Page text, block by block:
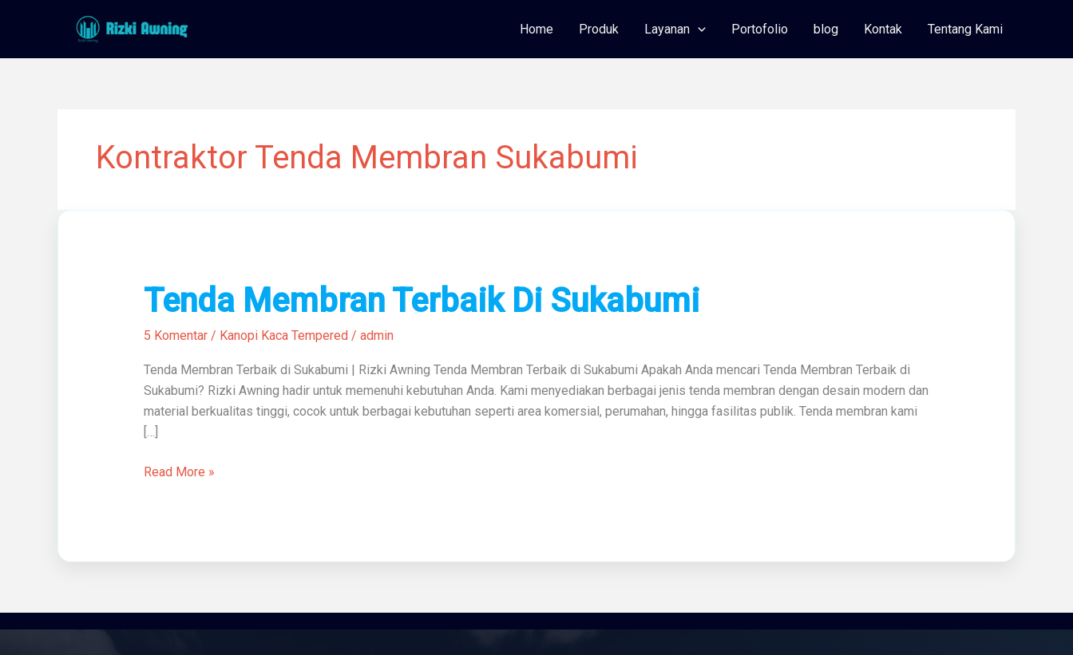
Home Produk Layanan Portofolio blog Kontak Tentang Kami
Kontraktor Tenda Membran Sukabumi
Tenda Membran Terbaik Di Sukabumi
5 Komentar / Kanopi Kaca Tempered/ admin
Tenda Membran Terbaik di Sukabumi | Rizki Awning Tenda Membran Terbaik di Sukabumi Apakah Anda mencari Tenda Membran Terbaik di
Sukabumi? Rizki Awning hadir untuk memenuhi kebutuhan Anda. Kami menyediakan berbagai jenis tenda membran dengan desain modern dan
material berkualitas tinggi, cocok untuk berbagai kebutuhan seperti area komersial, perumahan, hingga fasilitas publik. Tenda membran kami
[…]
Tenda
Membran
Terbaik
Sukabumi
Read More »